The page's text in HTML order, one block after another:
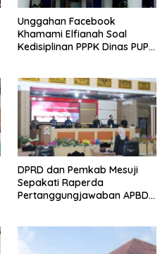
Unggahan Facebook
Khamami Elfianah Soal
Kedisiplinan PPPK Dinas PUPR
DPRD dan Pemkab Mesuji
Sepakati Raperda
Pertanggungjawaban APBD